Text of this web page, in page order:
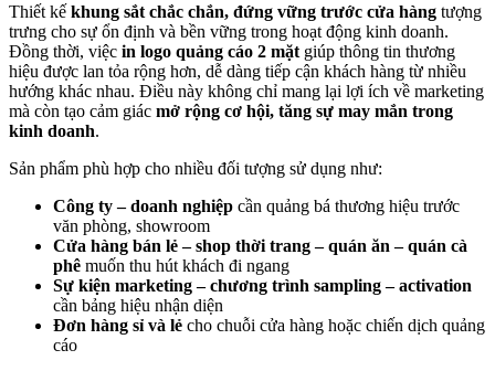
Thiết kế khung sắt chắc chắn, đứng vững trước cửa hàng tượng
trưng cho sự ổn định và bền vững trong hoạt động kinh doanh.
Đồng thời, việc in logo quảng cáo 2 mặt giúp thông tin thương
hiệu được lan tỏa rộng hơn, dễ dàng tiếp cận khách hàng từ nhiều
hướng khác nhau. Điều này không chỉ mang lại lợi ích về marketing
mà còn tạo cảm giác mở rộng cơ hội, tăng sự may mắn trong
kinh doanh.
Sản phẩm phù hợp cho nhiều đối tượng sử dụng như:
Công ty – doanh nghiệp cần quảng bá thương hiệu trước
văn phòng, showroom
Cửa hàng bán lẻ – shop thời trang – quán ăn – quán cà
phê muốn thu hút khách đi ngang
Sự kiện marketing – chương trình sampling – activation
cần bảng hiệu nhận diện
Đơn hàng sỉ và lẻ cho chuỗi cửa hàng hoặc chiến dịch quảng
cáo